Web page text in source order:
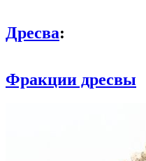
Дресва:
Фракции дресвы